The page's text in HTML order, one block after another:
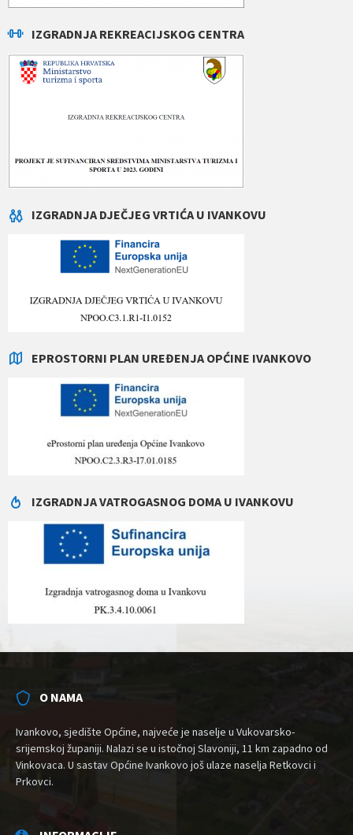
IZGRADNJA REKREACIJSKOG CENTRA
IZGRADNJA DJEČJEG VRTIĆA U IVANKOVU
EPROSTORNI PLAN UREĐENJA OPĆINE IVANKOVO
IZGRADNJA VATROGASNOG DOMA U IVANKOVU
O NAMA
Ivankovo, sjedište Općine, najveće je naselje u Vukovarsko-
srijemskoj županiji. Nalazi se u istočnoj Slavoniji, 11 km zapadno od
Vinkovaca. U sastav Općine Ivankovo još ulaze naselja Retkovci i
Prkovci.